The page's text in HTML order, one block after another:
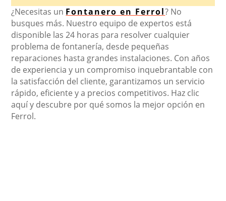
¿Necesitas un Fontanero en Ferrol? No
busques más. Nuestro equipo de expertos está
disponible las 24 horas para resolver cualquier
problema de fontanería, desde pequeñas
reparaciones hasta grandes instalaciones. Con años
de experiencia y un compromiso inquebrantable con
la satisfacción del cliente, garantizamos un servicio
rápido, eficiente y a precios competitivos. Haz clic
aquí y descubre por qué somos la mejor opción en
Ferrol.